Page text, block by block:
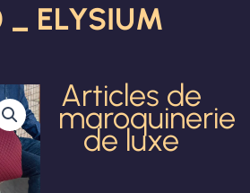
_ ELYSIUM
Articles de
maroquinerie
de luxe